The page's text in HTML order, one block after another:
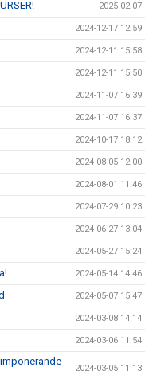
2025-02-07
2024-12-17 12:59
2024-12-11 15:58
2024-12-11 15:50
2024-11-07 16:39
2024-11-07 16:37
2024-10-17 18:12
2024-08-05 12:00
2024-08-01 11:46
2024-07-29 10:23
2024-06-27 13:04
2024-05-27 15:24
2024-05-14 14:46
2024-05-07 15:47
2024-03-08 14:14
2024-03-06 11:54
2024-03-05 11:13